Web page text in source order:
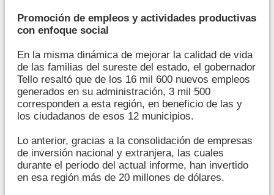
Promoción de empleos y actividades productivas
con enfoque social
En la misma dinámica de mejorar la calidad de vida
de las familias del sureste del estado, el gobernador
Tello resaltó que de los 16 mil 600 nuevos empleos
generados en su administración, 3 mil 500
corresponden a esta región, en beneficio de las y
los ciudadanos de esos 12 municipios.
Lo anterior, gracias a la consolidación de empresas
de inversión nacional y extranjera, las cuales
durante el periodo del actual informe, han invertido
en esa región más de 20 millones de dólares.